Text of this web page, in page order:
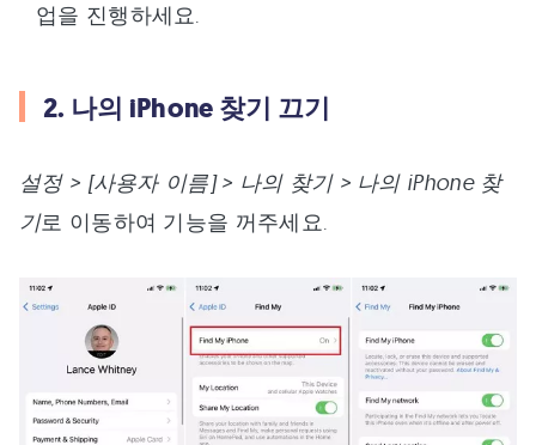
업을 진행하세요.
2. 나의 iPhone 찾기 끄기
설정 > [사용자 이름] > 나의 찾기 > 나의 iPhone 찾
기로 이동하여 기능을 꺼주세요.